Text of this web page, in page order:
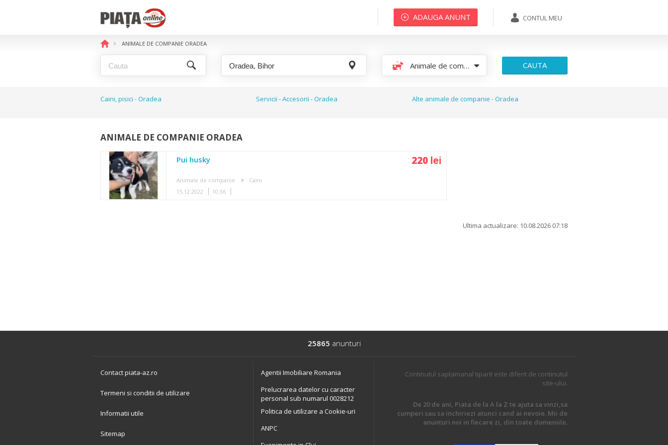
CONTUL MEU
ADAUGA ANUNT
ANIMALE DE COMPANIE ORADEA
Animale de companie CAUTA
Caini, pisici - Oradea Servicii - Accesorii - Oradea Alte animale de companie - Oradea
ANIMALE DE COMPANIE ORADEA
Pui husky
Animale de companie
Caini
15.12.2022
10:36
220 lei
Ultima actualizare: 10.08.2026 07:18
25865 anunturi
Contact piata-az.ro
Termeni si conditii de utilizare
Informatii utile
Sitemap
Agentii Imobiliare Romania
Prelucrarea datelor cu caracter
personal sub numarul 0028212
Politica de utilizare a Cookie-uri
ANPC
Continutul saptamanal tiparit este diferit de continutul
site-ului.
De 20 de ani, Piata de la A la Z te ajuta sa vinzi,sa
cumperi sau sa inchiriezi atunci cand ai nevoie. Mii de
anunturi noi in fiecare zi, din toate domeniile.